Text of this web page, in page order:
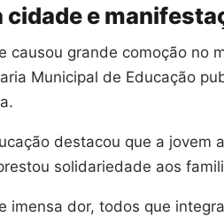
cidade e
causou grande comoção no
Municipal de Educação
destacou que a jovem
solidariedade aos
imensa dor, todos que